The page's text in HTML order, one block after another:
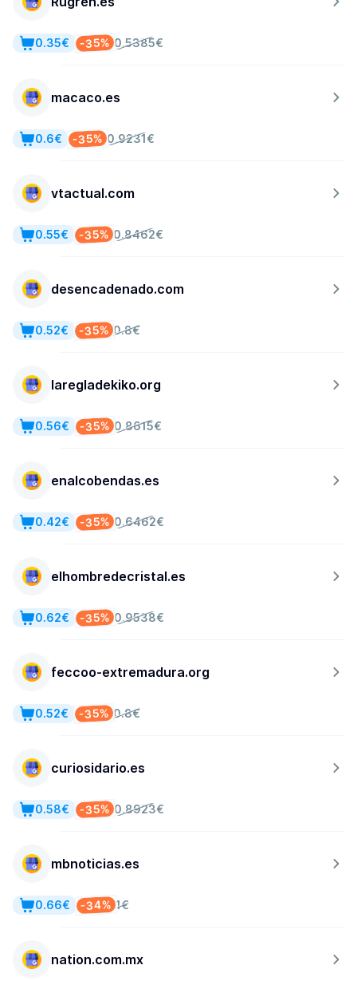
0.5385€
-35%
0.35€
macaco.es
0.9231€
-35%
0.6€
vtactual.com
0.8462€
-35%
0.55€
desencadenado.com
0.8€
-35%
0.52€
laregladekiko.org
0.8615€
-35%
0.56€
enalcobendas.es
0.6462€
-35%
0.42€
elhombredecristal.es
0.9538€
-35%
0.62€
feccoo-extremadura.org
0.8€
-35%
0.52€
curiosidario.es
0.8923€
-35%
0.58€
mbnoticias.es
1€
-34%
0.66€
nation.com.mx